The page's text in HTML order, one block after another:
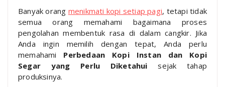
Banyak orang menikmati kopi setiap pagi, tetapi tidak
semua orang memahami bagaimana proses
pengolahan membentuk rasa di dalam cangkir. Jika
Anda ingin memilih dengan tepat, Anda perlu
memahami Perbedaan Kopi Instan dan Kopi
Segar yang Perlu Diketahui sejak tahap
produksinya.